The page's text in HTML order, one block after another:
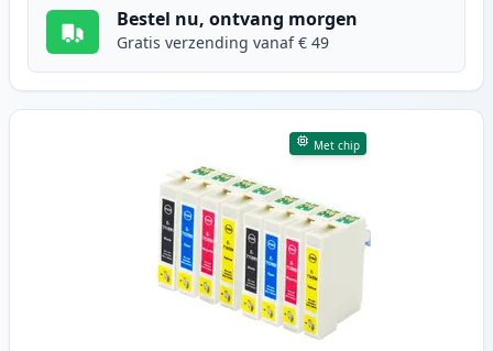
Bestel nu, ontvang morgen
Gratis verzending vanaf € 49
Met chip